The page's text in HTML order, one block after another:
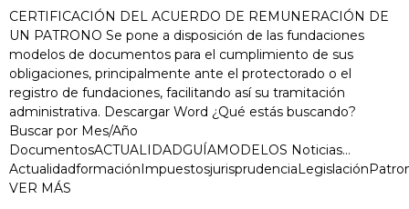
CERTIFICACIÓN DEL ACUERDO DE REMUNERACIÓN DE
UN PATRONO Se pone a disposición de las fundaciones
modelos de documentos para el cumplimiento de sus
obligaciones, principalmente ante el protectorado o el
registro de fundaciones, facilitando así su tramitación
administrativa. Descargar Word ¿Qué estás buscando?
Buscar por Mes/Año
DocumentosACTUALIDADGUÍAMODELOS Noticias…
VER MÁS